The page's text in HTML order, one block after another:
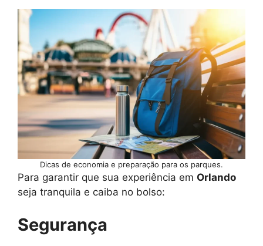
Dicas de economia e preparação para os parques.
Para garantir que sua experiência em Orlando
seja tranquila e caiba no bolso:
Segurança